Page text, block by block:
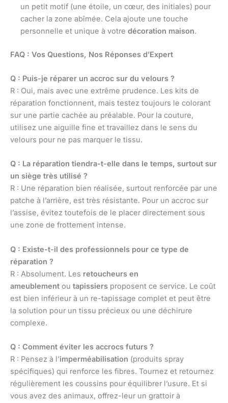
un petit motif (une étoile, un cœur, des initiales) pour
cacher la zone abîmée. Cela ajoute une touche
personnelle et unique à votre décoration maison.
FAQ : Vos Questions, Nos Réponses d’Expert
Q : Puis-je réparer un accroc sur du velours ?
R : Oui, mais avec une extrême prudence. Les kits de
réparation fonctionnent, mais testez toujours le colorant
sur une partie cachée au préalable. Pour la couture,
utilisez une aiguille fine et travaillez dans le sens du
velours pour ne pas marquer le tissu.
Q : La réparation tiendra-t-elle dans le temps, surtout sur
un siège très utilisé ?
R : Une réparation bien réalisée, surtout renforcée par une
patche à l’arrière, est très résistante. Pour un accroc sur
l’assise, évitez toutefois de le placer directement sous
une zone de frottement intense.
Q : Existe-t-il des professionnels pour ce type de
réparation ?
R : Absolument. Les retoucheurs en
ameublement ou tapissiers proposent ce service. Le coût
est bien inférieur à un re-tapissage complet et peut être
la solution pour un tissu précieux ou une déchirure
complexe.
Q : Comment éviter les accrocs futurs ?
R : Pensez à l’imperméabilisation (produits spray
spécifiques) qui renforce les fibres. Tournez et retournez
régulièrement les coussins pour équilibrer l’usure. Et si
vous avez des animaux, offrez-leur un grattoir à